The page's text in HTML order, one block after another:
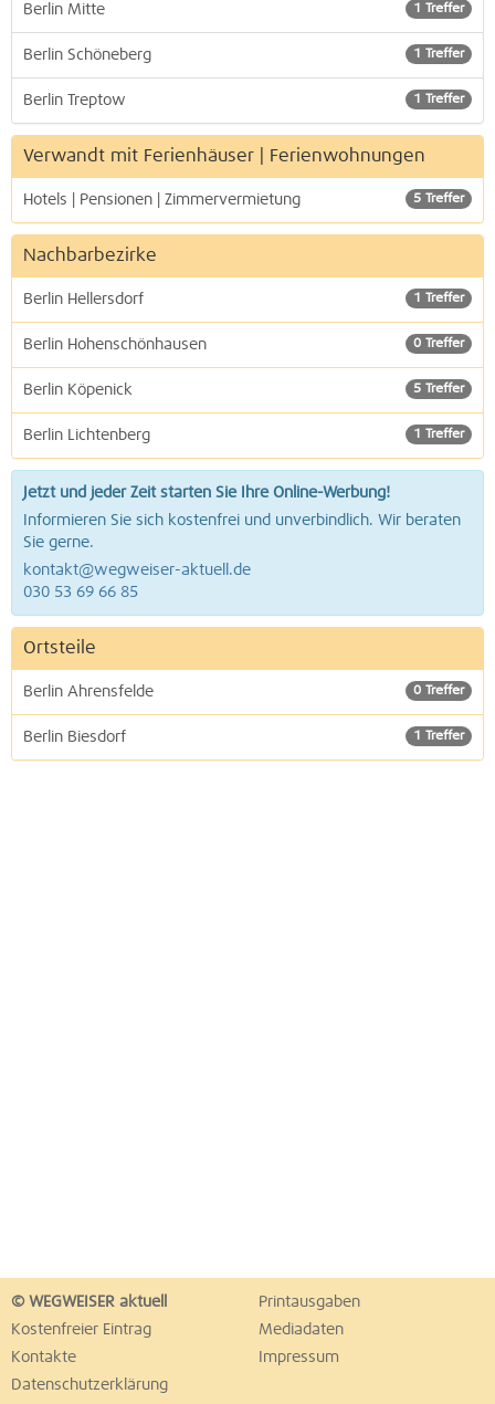
1 Treffer
Berlin Mitte
1 Treffer
Berlin Schöneberg
1 Treffer
Berlin Treptow
Verwandt mit Ferienhäuser | Ferienwohnungen
5 Treffer
Hotels | Pensionen | Zimmervermietung
Nachbarbezirke
1 Treffer
Berlin Hellersdorf
0 Treffer
Berlin Hohenschönhausen
5 Treffer
Berlin Köpenick
1 Treffer
Berlin Lichtenberg
Jetzt und jeder Zeit starten Sie Ihre Online-Werbung!
Informieren Sie sich kostenfrei und unverbindlich. Wir beraten
Sie gerne.
kontakt@wegweiser-aktuell.de
030 53 69 66 85
Ortsteile
0 Treffer
Berlin Ahrensfelde
1 Treffer
Berlin Biesdorf
© WEGWEISER aktuell
Printausgaben
Kostenfreier Eintrag
Mediadaten
Kontakte
Impressum
Datenschutzerklärung